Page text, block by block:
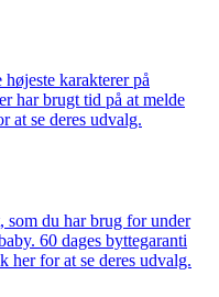
karakterer på
har brugt tid på at melde
at se deres udvalg.
du har brug for under
60 dages byttegaranti
for at se deres udvalg.